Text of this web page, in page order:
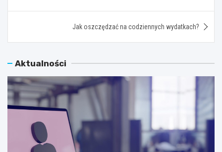
Jak oszczędzać na codziennych wydatkach?
Aktualności